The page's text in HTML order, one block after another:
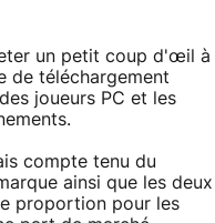
un petit coup d'œil à
de téléchargement
joueurs PC et les
compte tenu du
ainsi que les deux
proportion pour les